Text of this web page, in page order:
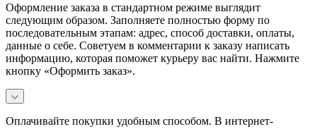
Оформление заказа в стандартном режиме выглядит
следующим образом. Заполняете полностью форму по
последовательным этапам: адрес, способ доставки, оплаты,
данные о себе. Советуем в комментарии к заказу написать
информацию, которая поможет курьеру вас найти. Нажмите
кнопку «Оформить заказ».
Оплачивайте покупки удобным способом. В интернет-